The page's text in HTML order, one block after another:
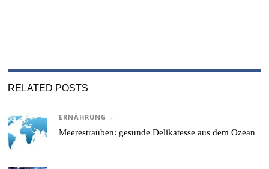
RELATED POSTS
ERNÄHRUNG /
Meerestrauben: gesunde Delikatesse aus dem Ozean